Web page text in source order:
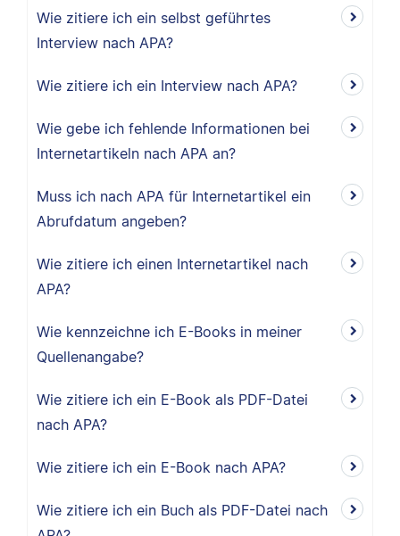
Wie zitiere ich ein selbst geführtes
Interview nach APA?
Wie zitiere ich ein Interview nach APA?
Wie gebe ich fehlende Informationen bei
Internetartikeln nach APA an?
Muss ich nach APA für Internetartikel ein
Abrufdatum angeben?
Wie zitiere ich einen Internetartikel nach
APA?
Wie kennzeichne ich E-Books in meiner
Quellenangabe?
Wie zitiere ich ein E-Book als PDF-Datei
nach APA?
Wie zitiere ich ein E-Book nach APA?
Wie zitiere ich ein Buch als PDF-Datei nach